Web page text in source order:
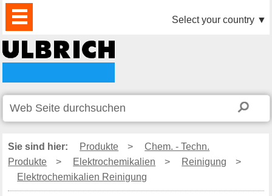
PRODUKTE
AKTUELLES
DOWNLOAD
VIDEO
PARTNER
UNTERNEHMEN
KONTAKTE Select your country ▼
Sie sind hier: Produkte >
Chem. - Techn.
Produkte
> Elektrochemikalien > Reinigung
>
Elektrochemikalien Reinigung